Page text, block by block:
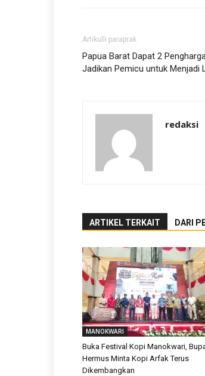
Artikulli paraprak
Papua Barat Dapat 2
Jadikan Pemicu untuk Menjadi
redaksi
ARTIKEL TERKAIT DARI
MANOKWARI
Buka Festival Kopi Manokwari,
Hermus Minta Kopi Arfak Terus
Dikembangkan